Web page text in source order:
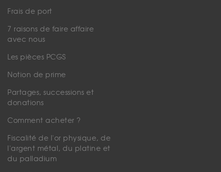
Frais de port
7 raisons de faire affaire
avec nous
Les pièces PCGS
Notion de prime
Partages, successions et
donations
Comment acheter ?
Fiscalité de l'or physique, de
l'argent métal, du platine et
du palladium